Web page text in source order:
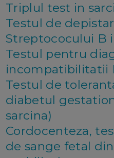
Triplul test in
Testul de
Streptococului B
Testul pentru
incompatibilitatii
Testul de
diabetul
sarcina)
Cordocenteza,
de sange fetal